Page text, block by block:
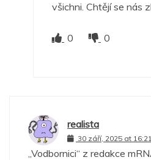
všichni. Chtějí se nás
0 0
realista
30 září, 2025 at
„Vodbornici“ z redakce